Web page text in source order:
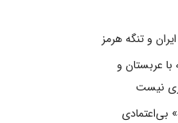
و تنگه هرمز
با عربستان و
نیست
بی‌اعتمادی